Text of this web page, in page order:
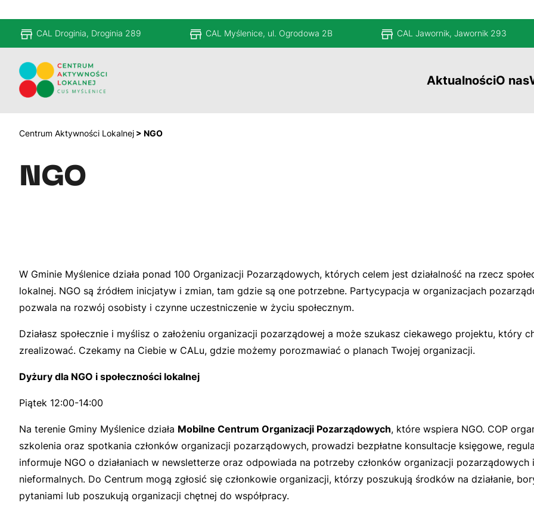
CAL Droginia, Droginia 289 CAL Myślenice, ul. Ogrodowa 2B CAL Jawornik, Jawornik 293
AktualnościO nas
Centrum Aktywności Lokalnej > NGO
NGO
W Gminie Myślenice działa ponad 100 Organizacji Pozarządowych, których celem jest działalność na rzecz
lokalnej. NGO są źródłem inicjatyw i zmian, tam gdzie są one potrzebne. Partycypacja w organizacjach
pozwala na rozwój osobisty i czynne uczestniczenie w życiu społecznym.
Działasz społecznie i myślisz o założeniu organizacji pozarządowej a może szukasz ciekawego projektu, który
zrealizować. Czekamy na Ciebie w CALu, gdzie możemy porozmawiać o planach Twojej organizacji.
Dyżury dla NGO i społeczności lokalnej
Piątek 12:00-14:00
Na terenie Gminy Myślenice działa Mobilne Centrum Organizacji Pozarządowych, które wspiera NGO. COP
szkolenia oraz spotkania członków organizacji pozarządowych, prowadzi bezpłatne konsultacje księgowe,
informuje NGO o działaniach w newsletterze oraz odpowiada na potrzeby członków organizacji pozarządowych
nieformalnych. Do Centrum mogą zgłosić się członkowie organizacji, którzy poszukują środków na działanie,
pytaniami lub poszukują organizacji chętnej do współpracy.